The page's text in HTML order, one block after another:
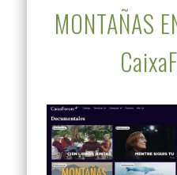
MONTAÑAS